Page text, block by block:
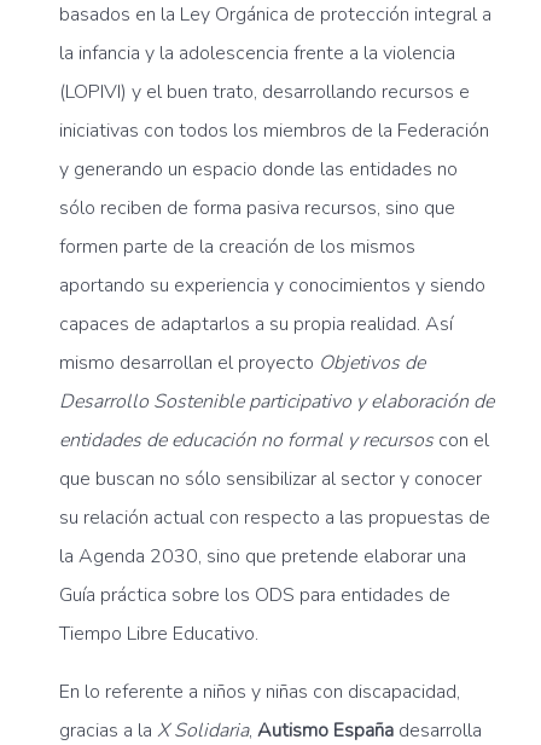
basados en la Ley Orgánica de protección integral a
la infancia y la adolescencia frente a la violencia
(LOPIVI) y el buen trato, desarrollando recursos e
iniciativas con todos los miembros de la Federación
y generando un espacio donde las entidades no
sólo reciben de forma pasiva recursos, sino que
formen parte de la creación de los mismos
aportando su experiencia y conocimientos y siendo
capaces de adaptarlos a su propia realidad. Así
mismo desarrollan el proyecto Objetivos de
Desarrollo Sostenible participativo y elaboración de
entidades de educación no formal y recursoscon el
que buscan no sólo sensibilizar al sector y conocer
su relación actual con respecto a las propuestas de
la Agenda 2030, sino que pretende elaborar una
Guía práctica sobre los ODS para entidades de
Tiempo Libre Educativo.
En lo referente a niños y niñas con discapacidad,
gracias a la X Solidaria, Autismo España desarrolla